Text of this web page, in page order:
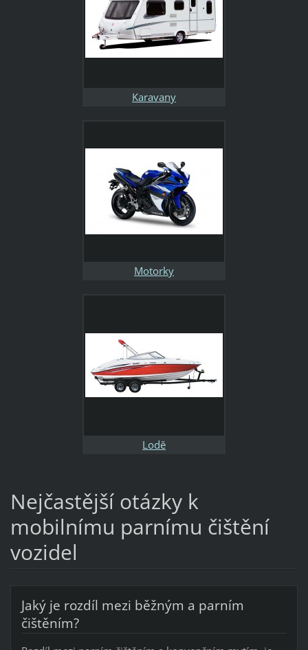
Karavany
Motorky
Lodě
Nejčastější otázky k
mobilnímu parnímu čištění
vozidel
Jaký je rozdíl mezi běžným a parním
čištěním?